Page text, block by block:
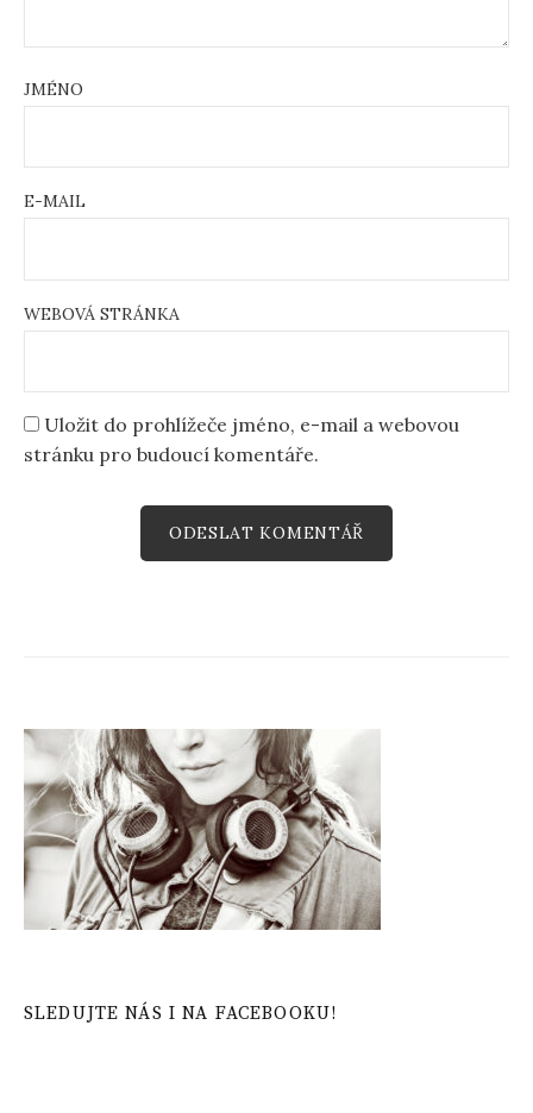
JMÉNO
E-MAIL
WEBOVÁ STRÁNKA
Uložit do prohlížeče jméno, e-mail a webovou
stránku pro budoucí komentáře.
SLEDUJTE NÁS I NA FACEBOOKU!